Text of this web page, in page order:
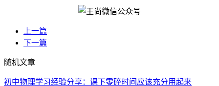
上一篇
下一篇
随机文章
初中物理学习经验分享：课下零碎时间应该充分用起来